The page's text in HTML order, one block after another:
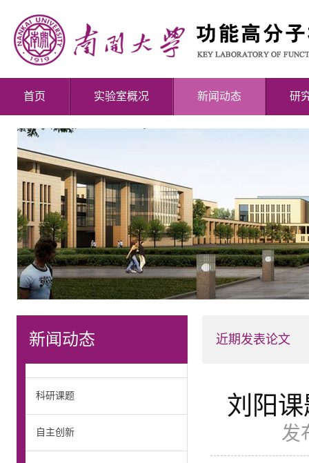
首页 实验室概况 新闻动态 研
新闻动态
科研课题
自主创新
近期发表论文
刘阳
发